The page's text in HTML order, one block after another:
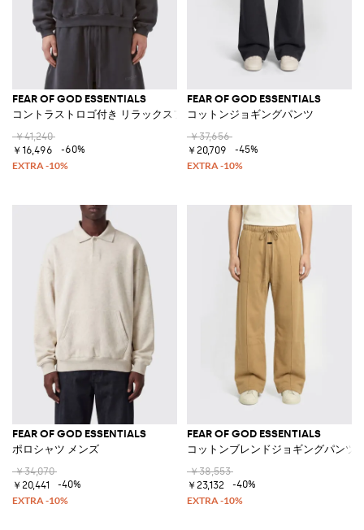
FEAR OF GOD ESSENTIALS
コントラストロゴ付き リラックスフィットコットンフーディ
￥41,240
￥16,496
-60%
FEAR OF GOD ESSENTIALS
コットンジョギングパンツ
￥37,656
￥20,709
-45%
FEAR OF GOD ESSENTIALS
ポロシャツ メンズ
￥34,070
￥20,441
-40%
FEAR OF GOD ESSENTIALS
コットンブレンドジョギングパンツ
￥38,553
￥23,132
-40%